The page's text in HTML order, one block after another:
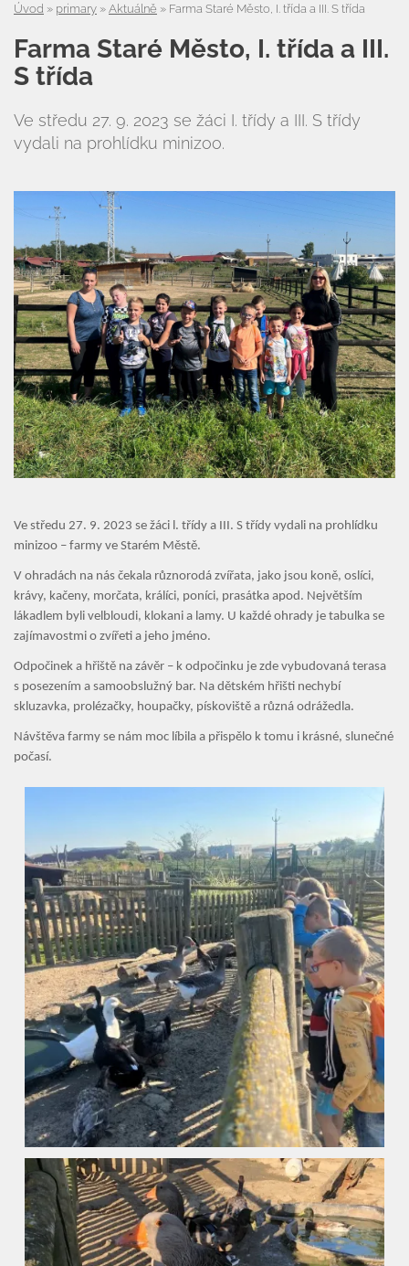
Úvod
Organizace školního roku
Úřední deska
Naše škola
Základní škola
ZŠ speciální
Vyhledávání na webu
Úvod » primary » Aktuálně » Farma Staré Město, I. třída a III. S třída
Farma Staré Město, I. třída a III.
S třída
Ve středu 27. 9. 2023 se žáci I. třídy a III. S třídy
vydali na prohlídku minizoo.
Ve středu 27. 9. 2023 se žáci l. třídy a III. S třídy vydali na prohlídku
minizoo – farmy ve Starém Městě.
V ohradách na nás čekala různorodá zvířata, jako jsou koně, oslíci,
krávy, kačeny, morčata, králíci, poníci, prasátka apod. Největším
lákadlem byli velbloudi, klokani a lamy. U každé ohrady je tabulka se
zajímavostmi o zvířeti a jeho jméno.
Odpočinek a hřiště na závěr – k odpočinku je zde vybudovaná terasa
s posezením a samoobslužný bar. Na dětském hřišti nechybí
skluzavka, prolézačky, houpačky, pískoviště a různá odrážedla.
Návštěva farmy se nám moc líbila a přispělo k tomu i krásné, slunečné
počasí.